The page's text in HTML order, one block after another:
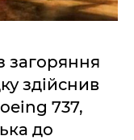
загоряння
здійснив
737,
до